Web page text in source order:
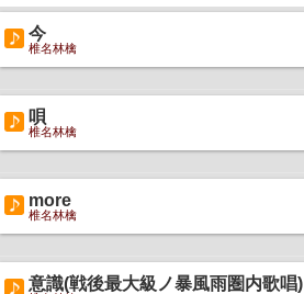
今
椎名林檎
唄
椎名林檎
more
椎名林檎
意識(戦後最大級ノ暴風雨圏内歌唱)